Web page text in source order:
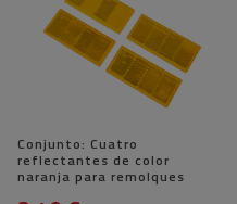
Conjunto: Cuatro
reflectantes de color
naranja para remolques